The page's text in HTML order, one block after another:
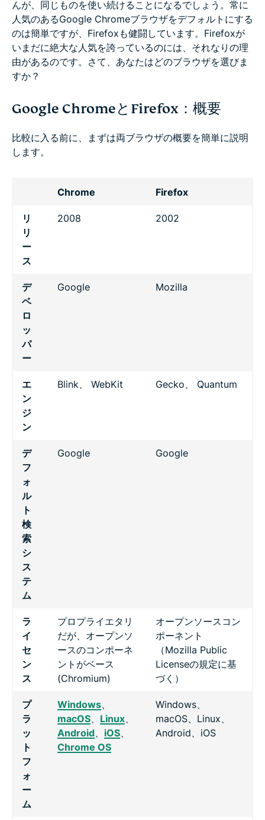
よくある質問 (FAQ)：Chrome vs Firefoxについて
んが、同じものを使い続けることになるでしょう。常に
人気のあるGoogle Chromeブラウザをデフォルトにする
のは簡単ですが、Firefoxも健闘しています。Firefoxが
いまだに絶大な人気を誇っているのには、それなりの理
由があるのです。さて、あなたはどのブラウザを選びま
すか？
Google ChromeとFirefox：概要
比較に入る前に、まずは両ブラウザの概要を簡単に説明
します。
Chrome Firefox
リ
リ
ー
ス
2008 2002
デ
ベ
ロ
ッ
パ
ー
Google Mozilla
エ
ン
ジ
ン
Blink、 WebKit Gecko、 Quantum
デ
フ
ォ
ル
ト
検
索
シ
ス
テ
ム
Google Google
ラ
イ
セ
ン
ス
プロプライエタリ
だが、オープンソ
ースのコンポーネ
ントがベース
(Chromium)
オープンソースコン
ポーネント
（Mozilla Public
Licenseの規定に基
づく）
プ
ラ
ッ
ト
フ
ォ
ー
ム
Windows
macOS
Linux
Android
iOS
Chrome OS
Windows、
macOS、Linux、
Android、iOS